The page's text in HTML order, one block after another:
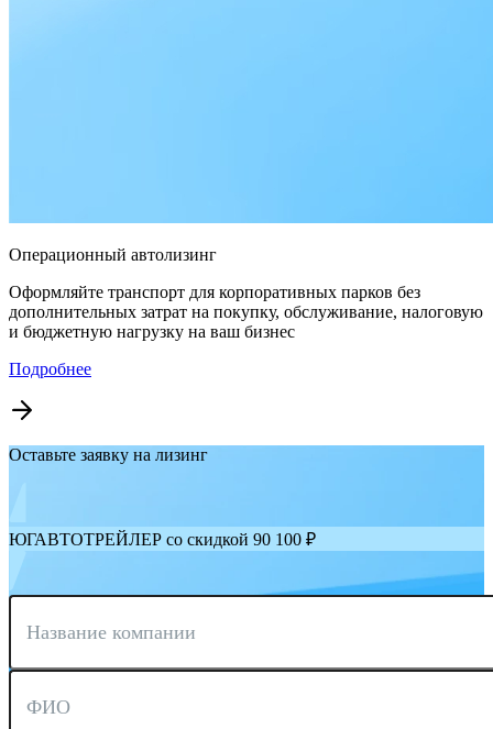
Операционный автолизинг
Оформляйте транспорт для корпоративных парков без
дополнительных затрат на покупку, обслуживание, налоговую
и бюджетную нагрузку на ваш бизнес
Подробнее
Оставьте заявку на лизинг
ЮГАВТОТРЕЙЛЕР со скидкой 90 100 ₽
Название компании
ФИО